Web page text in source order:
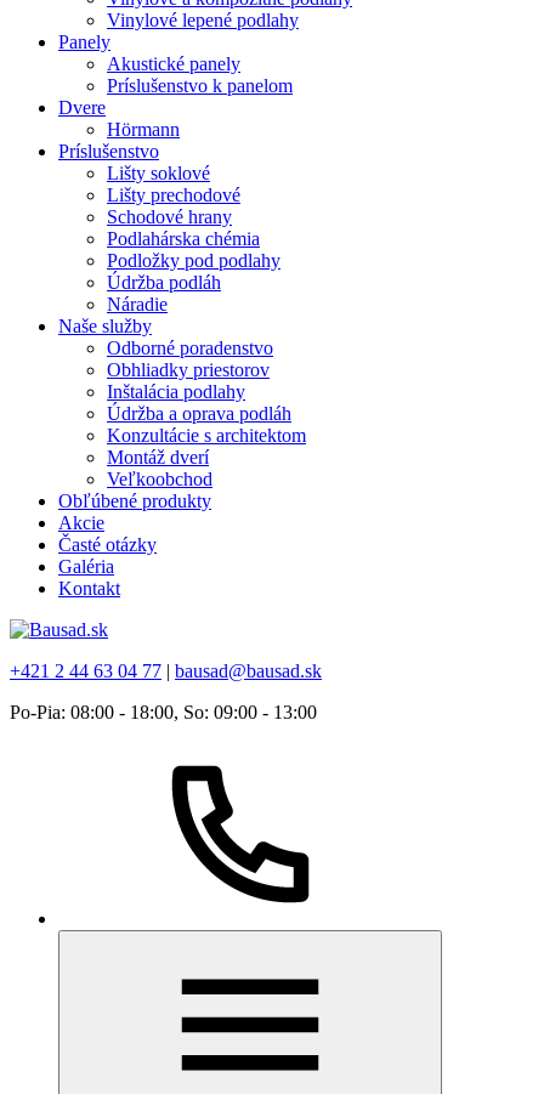
Vinylové lepené podlahy
Panely
Akustické panely
Príslušenstvo k panelom
Dvere
Hörmann
Príslušenstvo
Lišty soklové
Lišty prechodové
Schodové hrany
Podlahárska chémia
Podložky pod podlahy
Údržba podláh
Náradie
Naše služby
Odborné poradenstvo
Obhliadky priestorov
Inštalácia podlahy
Údržba a oprava podláh
Konzultácie s architektom
Montáž dverí
Veľkoobchod
Obľúbené produkty
Akcie
Časté otázky
Galéria
Kontakt
+421 2 44 63 04 77 | bausad@bausad.sk
Po-Pia: 08:00 - 18:00, So: 09:00 - 13:00